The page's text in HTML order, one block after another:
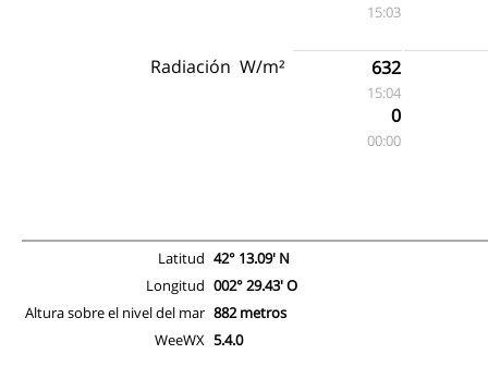
15:03
Radiación W/m² 632
15:04
0
00:00
Latitud 42° 13.09' N
Longitud 002° 29.43' O
Altura sobre el nivel del mar 882 metros
WeeWX 5.4.0